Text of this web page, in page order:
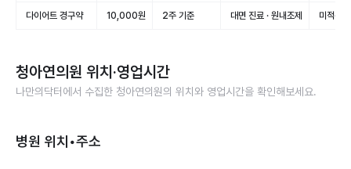
다이어트 경구약 10,000원 2주 기준 대면 진료 · 원내조제 미적용(
청아연의원 위치·영업시간
나만의닥터에서 수집한 청아연의원의 위치와 영업시간을 확인해보세요.
병원 위치•주소